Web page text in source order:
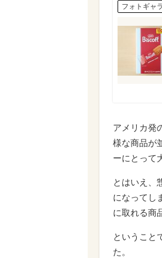
フォトギャ
アメリカ発
様な商品が
ーにとって
とはいえ、
になってし
に取れる商
ということ
た。